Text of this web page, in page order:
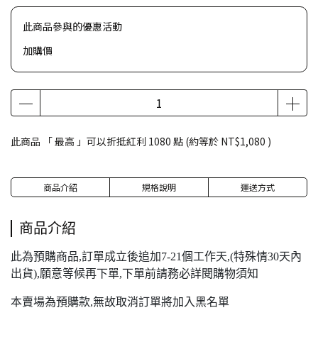
此商品參與的優惠活動
加購價
此商品 「 最高 」可以折抵紅利 1080 點 (約等於 NT$1,080 )
商品介紹 規格說明 運送方式
商品介紹
此為預購商品,訂單成立後追加7-21個工作天,(特殊情30天內
出貨),願意等候再下單,下單前請務必詳閱購物須知
本賣場為預購款,無故取消訂單將加入黑名單